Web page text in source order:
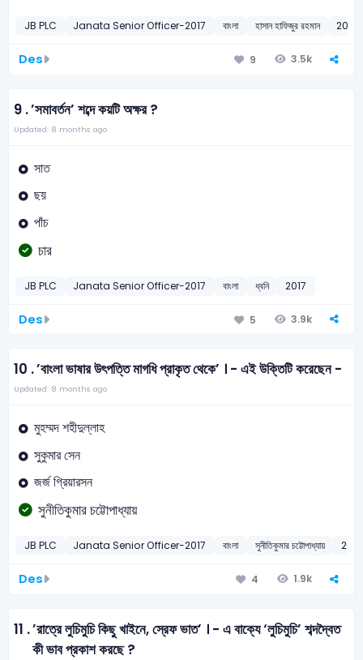
JB PLC Janata Senior Officer-2017 বাংলা হাসান হাফিজুর রহমান 2017
Des 9 3.5k
9 .’সমাবর্তন’ শব্দে কয়টি অক্ষর ?
Updated: 8 months ago
সাত
ছয়
পাঁচ
চার
JB PLC Janata Senior Officer-2017 বাংলা ধ্বনি 2017
Des 5 3.9k
10 .’বাংলা ভাষার উৎপত্তি মাগধি প্রাকৃত থেকে’ । - এই উক্তিটি করেছেন -
Updated: 8 months ago
মুহম্মদ শহীদুল্লাহ
সুকুমার সেন
জর্জ গ্রিয়ারসন
সুনীতিকুমার চট্টোপাধ্যায়
JB PLC Janata Senior Officer-2017 বাংলা সুনীতিকুমার চট্টোপাধ্যায় 2017
Des 4 1.9k
11 .’রাত্রে লুচিমুচি কিছু খাইনে, স্রেফ ভাত’ । - এ বাক্যে ‘লুচিমুচি’ শব্দদ্বৈত
কী ভাব প্রকাশ করছে ?